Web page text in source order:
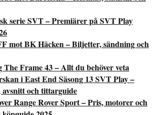
serie SVT – Premiärer på SVT Play
mot BK Häcken – Biljetter, sändning och
The Frame 43 – Allt du behöver veta
i East End Säsong 13 SVT Play –
och tittarguide
Range Rover Sport – Pris, motorer och